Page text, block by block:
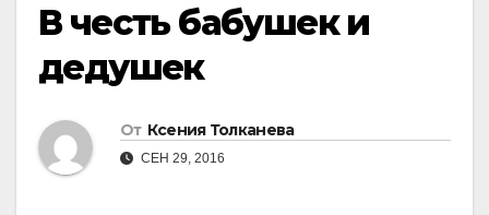
В честь бабушек и
дедушек
От Ксения Толканева
СЕН 29, 2016